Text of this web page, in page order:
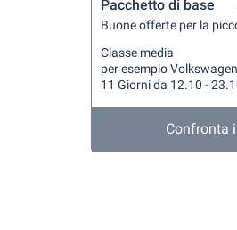
Pacchetto di base
Buone offerte per la
Classe media
per esempio
11 Giorni da 12.10 -
Confronta